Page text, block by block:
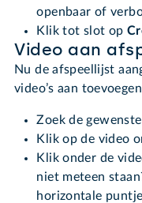
openbaar of
Klik tot slot op
Video aan
Nu de afspeellijst
video’s aan
Zoek de
Klik op de video
Klik onder de
niet meteen
horizontale